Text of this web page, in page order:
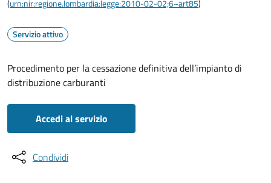
(urn:nir:regione.lombardia:legge:2010-02-02;6~art85)
Servizio attivo
Procedimento per la cessazione definitiva dell’impianto di
distribuzione carburanti
Accedi al servizio
Condividi